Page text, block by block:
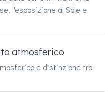
l'esposizione al Sole e
atmosferico
e distinzione tra